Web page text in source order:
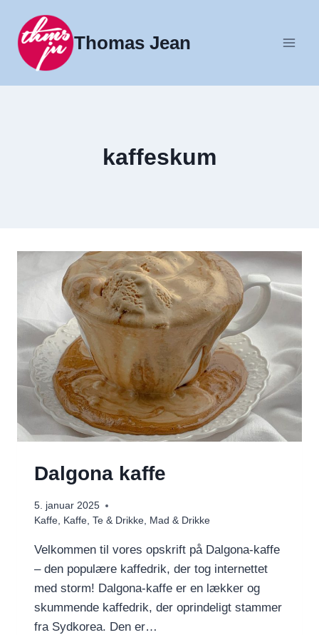
indhold
Thomas Jean
kaffeskum
Dalgona kaffe
5. januar 2025
Kaffe, Kaffe, Te & Drikke, Mad & Drikke
Velkommen til vores opskrift på Dalgona-kaffe
– den populære kaffedrik, der tog internettet
med storm! Dalgona-kaffe er en lækker og
skummende kaffedrik, der oprindeligt stammer
fra Sydkorea. Den er…